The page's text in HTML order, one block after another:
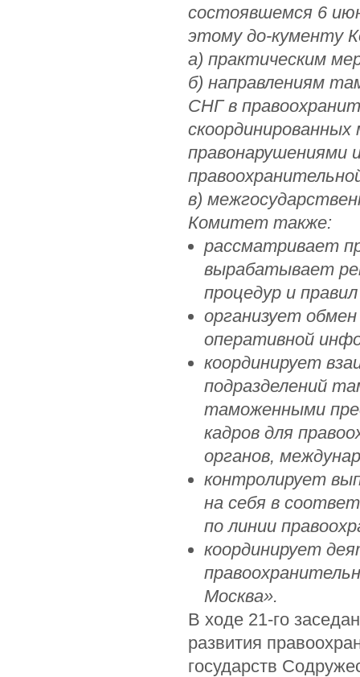
состоявшемся 6
этому до-кументу
а) практическим
б) направлениям
СНГ в
правонарушениями
в)
Комитет также:
рассматривает
вырабатывает
процедур и
организует
оперативной
координирует
подразделений
таможенными
кадров для
органов,
контролирует
на себя в
по линии
координирует
Москва».
В ходе 21-го
развития
государств